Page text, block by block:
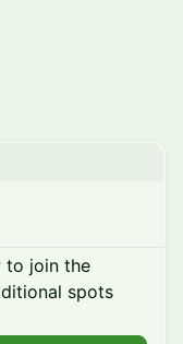
to join the
spots